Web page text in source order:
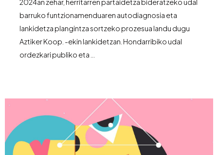
2024an zehar, herritarren partaidetza bideratzeko udal
barruko funtzionamenduaren autodiagnosia eta
lankidetza plangintza sortzeko prozesua landu dugu
Aztiker Koop. -ekin lankidetzan. Hondarribiko udal
ordezkari publiko eta …